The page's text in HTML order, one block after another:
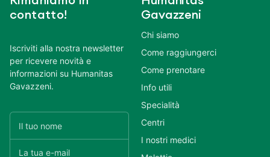
contatto!
Iscriviti alla nostra newsletter
per ricevere novità e
informazioni su Humanitas
Gavazzeni.
Gavazzeni
Chi siamo
Come raggiungerci
Come prenotare
Info utili
Specialità
Centri
I nostri medici